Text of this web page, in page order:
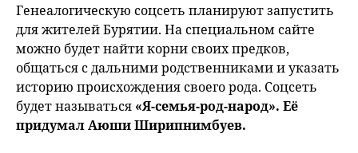
Генеалогическую соцсеть планируют запустить
для жителей Бурятии. На специальном сайте
можно будет найти корни своих предков,
общаться с дальними родственниками и указать
историю происхождения своего рода. Соцсеть
будет называться «Я-семья-род-народ». Её
придумал Аюши Ширипнимбуев.